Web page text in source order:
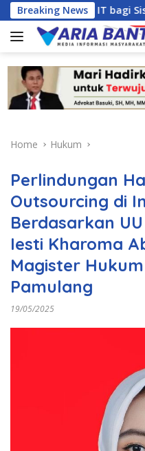
Skip
to
content
Breaking News
IT bagi Siswa SMK Al-
Home Hukum
Perlindungan
Outsourcing di
Berdasarkan
Iesti Kharoma
Magister
Pamulang
19/05/2025